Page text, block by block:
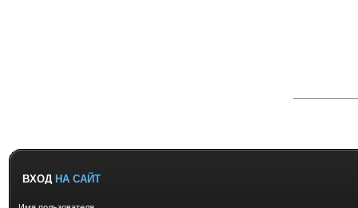
ВХОД НА САЙТ